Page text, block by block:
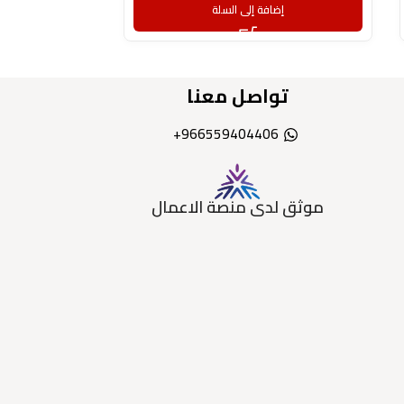
إضافة إلى السلة
تواصل معنا
966559404406+
موثق لدى منصة الاعمال